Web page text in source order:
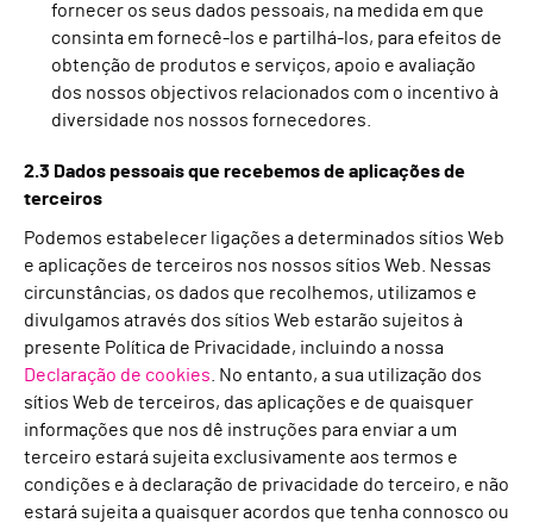
fornecer os seus dados pessoais, na medida em que
consinta em fornecê-los e partilhá-los, para efeitos de
obtenção de produtos e serviços, apoio e avaliação
dos nossos objectivos relacionados com o incentivo à
diversidade nos nossos fornecedores.
2.3 Dados pessoais que recebemos de aplicações de
terceiros
Podemos estabelecer ligações a determinados sítios Web
e aplicações de terceiros nos nossos sítios Web. Nessas
circunstâncias, os dados que recolhemos, utilizamos e
divulgamos através dos sítios Web estarão sujeitos à
presente Política de Privacidade, incluindo a nossa
Declaração de cookies . No entanto, a sua utilização dos
sítios Web de terceiros, das aplicações e de quaisquer
informações que nos dê instruções para enviar a um
terceiro estará sujeita exclusivamente aos termos e
condições e à declaração de privacidade do terceiro, e não
estará sujeita a quaisquer acordos que tenha connosco ou